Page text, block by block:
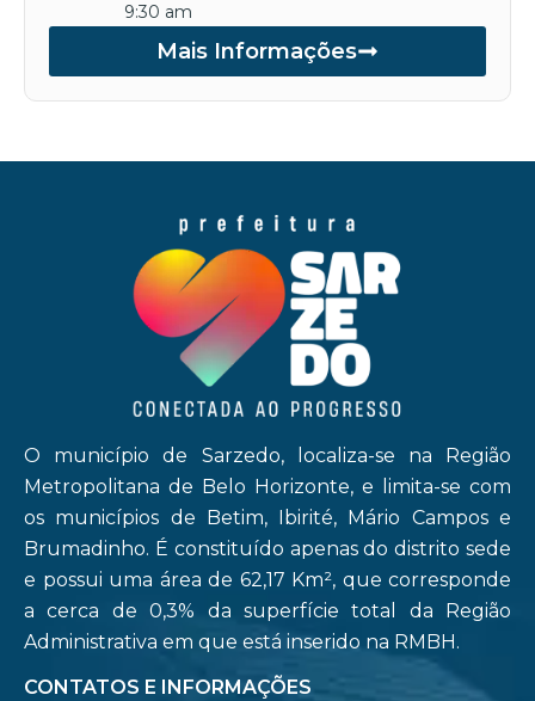
9:30 am
Mais Informações
O município de Sarzedo, localiza-se na Região
Metropolitana de Belo Horizonte, e limita-se com
os municípios de Betim, Ibirité, Mário Campos e
Brumadinho. É constituído apenas do distrito sede
e possui uma área de 62,17 Km², que corresponde
a cerca de 0,3% da superfície total da Região
Administrativa em que está inserido na RMBH.
CONTATOS E INFORMAÇÕES